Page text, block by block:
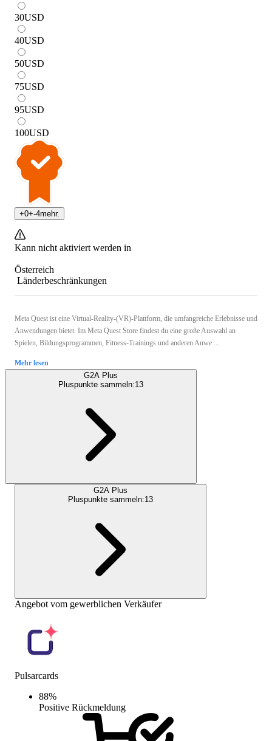
30USD
40USD
50USD
75USD
95USD
100USD
+0+-4mehr.
Kann nicht aktiviert werden in
Österreich
Länderbeschränkungen
Meta Quest ist eine Virtual-Reality-(VR)-Plattform, die umfangreiche Erlebnisse und
Anwendungen bietet. Im Meta Quest Store findest du eine große Auswahl an
Spielen, Bildungsprogrammen, Fitness-Trainings und anderen Anwe ...
Mehr lesen
G2A Plus
Pluspunkte sammeln:13
G2A Plus
Pluspunkte sammeln:13
Angebot vom gewerblichen Verkäufer
Pulsarcards
88%
Positive Rückmeldung